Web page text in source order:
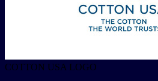
COTTON USA LOGO